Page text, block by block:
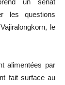
un sénat
les questions
le
alimentées par
fait surface au